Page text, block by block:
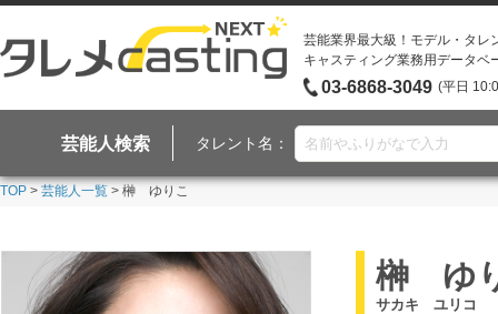
芸能業界最大級！モデル・タレ
キャスティング業務用データベ
03-6868-3049 (平日
芸能人検索 タレント名：
TOP > 芸能人一覧 > 榊 ゆりこ
榊 ゆ
サカキ ユリコ